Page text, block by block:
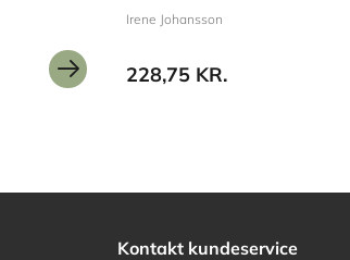
Irene Johansson
228,75 KR.
Kontakt kundeservice